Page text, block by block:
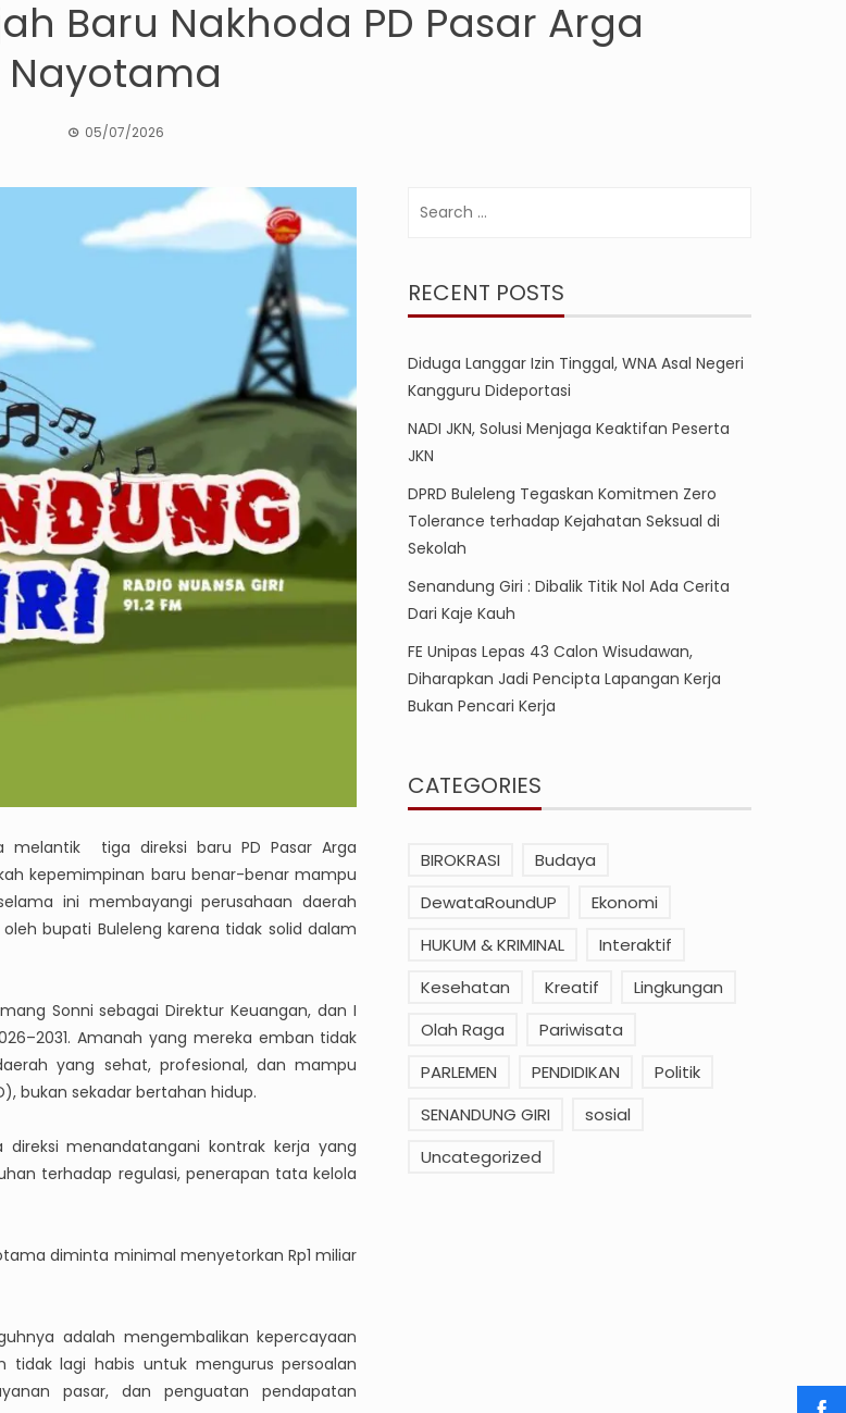
Baru Nakhoda PD Pasar Arga
Nayotama
05/07/2026
melantik tiga direksi baru PD Pasar Arga
kepemimpinan baru benar-benar mampu
ini membayangi perusahaan daerah
bupati Buleleng karena tidak solid dalam
Sonni sebagai Direktur Keuangan, dan I
Amanah yang mereka emban tidak
yang sehat, profesional, dan mampu
bukan sekadar bertahan hidup.
menandatangani kontrak kerja yang
terhadap regulasi, penerapan tata kelola
diminta minimal menyetorkan Rp1 miliar
adalah mengembalikan kepercayaan
tidak lagi habis untuk mengurus persoalan
pasar, dan penguatan pendapatan
RECENT POSTS
Diduga Langgar Izin Tinggal, WNA Asal Negeri
Kangguru Dideportasi
NADI JKN, Solusi Menjaga Keaktifan Peserta
JKN
DPRD Buleleng Tegaskan Komitmen Zero
Tolerance terhadap Kejahatan Seksual di
Sekolah
Senandung Giri : Dibalik Titik Nol Ada Cerita
Dari Kaje Kauh
FE Unipas Lepas 43 Calon Wisudawan,
Diharapkan Jadi Pencipta Lapangan Kerja
Bukan Pencari Kerja
CATEGORIES
BIROKRASI
Budaya
DewataRoundUP
Ekonomi
HUKUM & KRIMINAL
Interaktif
Kesehatan
Kreatif
Lingkungan
Olah Raga
Pariwisata
PARLEMEN
PENDIDIKAN
Politik
SENANDUNG GIRI
sosial
Uncategorized